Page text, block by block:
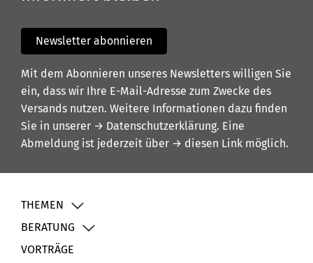
Newsletter abonnieren
Mit dem Abonnieren unseres Newsletters willigen Sie
ein, dass wir Ihre E-Mail-Adresse zum Zwecke des
Versands nutzen. Weitere Informationen dazu finden
Sie in unserer → Datenschutzerklärung. Eine
Abmeldung ist jederzeit über → diesen Link möglich.
THEMEN
BERATUNG
VORTRÄGE